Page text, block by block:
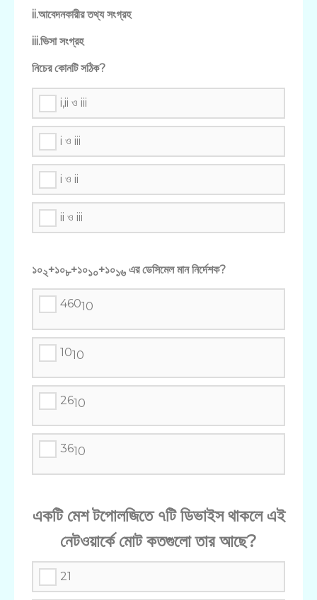
ii.আবেদনকারীর তথ্য সংগ্রহ
iii.ভিসা সংগ্রহ
নিচের কোনটি সঠিক?
i,ii ও iii
i ও iii
i ও ii
ii ও iii
১০২+১০৮+১০১০+১০১৬ এর ডেসিমেল মান নির্দেশক?
46010
1010
2610
3610
একটি মেশ টপোলজিতে ৭টি ডিভাইস থাকলে এই
নেটওয়ার্কে মোট কতগুলো তার আছে?
21